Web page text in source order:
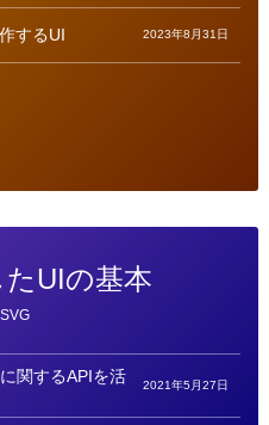
するUI 2023年8月31日
UIの基本
SVG
関するAPIを活
2021年5月27日